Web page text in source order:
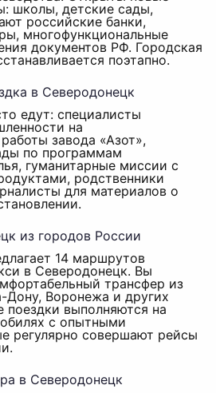
школы, детские сады,
российские банки,
многофункциональные
документов РФ. Городская
поэтапно.
в Северодонецк
едут: специалисты
на
завода «Азот»,
по программам
гуманитарные миссии с
родственники
для материалов о
из городов России
14 маршрутов
в Северодонецк. Вы
трансфер из
Воронежа и других
поездки выполняются на
с опытными
регулярно совершают рейсы
в Северодонецк